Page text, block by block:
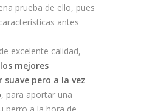
prueba de ello, pues
antes
excelente calidad,
mejores
pero a la vez
, para aportar una